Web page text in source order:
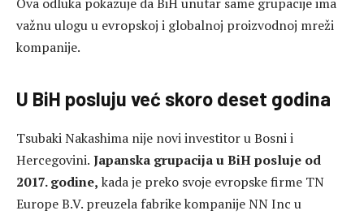
važnu ulogu u evropskoj i globalnoj proizvodnoj mreži
kompanije.
U BiH posluju već skoro deset godina
Tsubaki Nakashima nije novi investitor u Bosni i
Hercegovini. Japanska grupacija u BiH posluje od
2017. godine, kada je preko svoje evropske firme TN
Europe B.V. preuzela fabrike kompanije NN Inc u